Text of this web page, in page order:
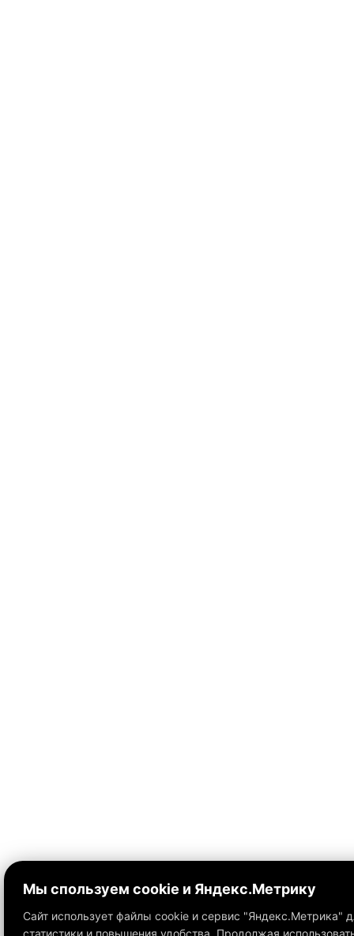
Мы спользуем cookie и Яндекс.Метрику
Сайт использует файлы cookie и сервис "Яндекс.Метрика"
статистики и повышения удобства. Продолжая